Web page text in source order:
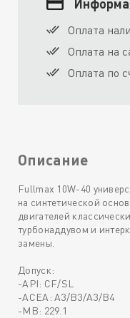
Оплата
Оплата на
Оплата по
Описание
Fullmax 10W-40
на синтетической
двигателей
турбонаддувом и
замены.
Допуск:
-API: CF/SL
-ACEA: A3/B3/A3/B4
-MB: 229.1